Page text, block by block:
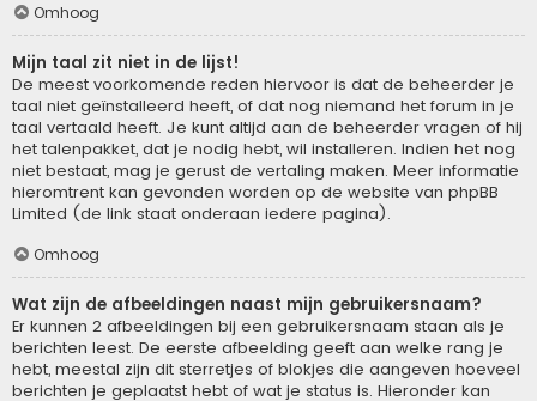
Omhoog
Mijn taal zit niet in de lijst!
De meest voorkomende reden hiervoor is dat de beheerder je
taal niet geïnstalleerd heeft, of dat nog niemand het forum in je
taal vertaald heeft. Je kunt altijd aan de beheerder vragen of hij
het talenpakket, dat je nodig hebt, wil installeren. Indien het nog
niet bestaat, mag je gerust de vertaling maken. Meer informatie
hieromtrent kan gevonden worden op de website van phpBB
Limited (de link staat onderaan iedere pagina).
Omhoog
Wat zijn de afbeeldingen naast mijn gebruikersnaam?
Er kunnen 2 afbeeldingen bij een gebruikersnaam staan als je
berichten leest. De eerste afbeelding geeft aan welke rang je
hebt, meestal zijn dit sterretjes of blokjes die aangeven hoeveel
berichten je geplaatst hebt of wat je status is. Hieronder kan